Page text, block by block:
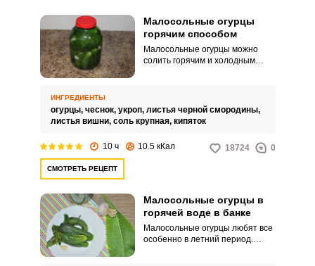
Малосольные огурцы
горячим способом
Малосольные огурцы можно
солить горячим и холодным
способ засолки.
ИНГРЕДИЕНТЫ
огурцы, чеснок, укроп, листья черной смородины,
листья вишни, соль крупная, кипяток
10 ч 10.5 кКал 18724 0
СМОТРЕТЬ РЕЦЕПТ
Малосольные огурцы в
горячей воде в банке
Малосольные огурцы любят все
особенно в летний период.